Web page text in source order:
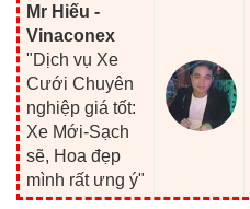
Mr Hiếu -
Vinaconex
"Dịch vụ Xe
Cưới Chuyên
nghiệp giá tốt:
Xe Mới-Sạch
sẽ, Hoa đẹp
mình rất ưng ý"